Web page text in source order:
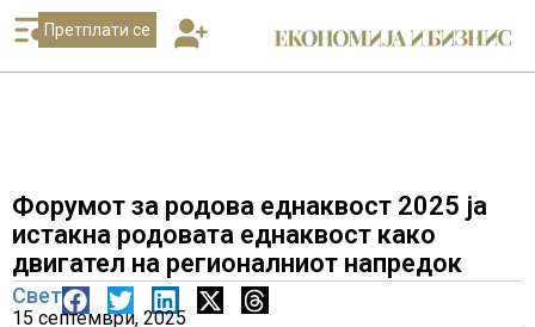
Претплати се
Форумот за родова еднаквост 2025 ја
истакна родовата еднаквост како
двигател на регионалниот напредок
Свет
15 септември, 2025